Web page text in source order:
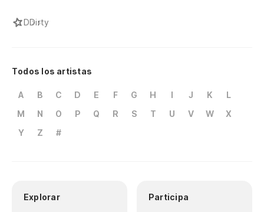
DDirty
Todos los artistas
A B C D E F G H I J K
L
M
N O P Q R S T U V W
X
Y
Z #
Explorar Participa